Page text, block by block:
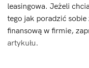
leasingowa. Jeżeli
tego jak poradzić sobie
finansową w firmie,
artykułu.